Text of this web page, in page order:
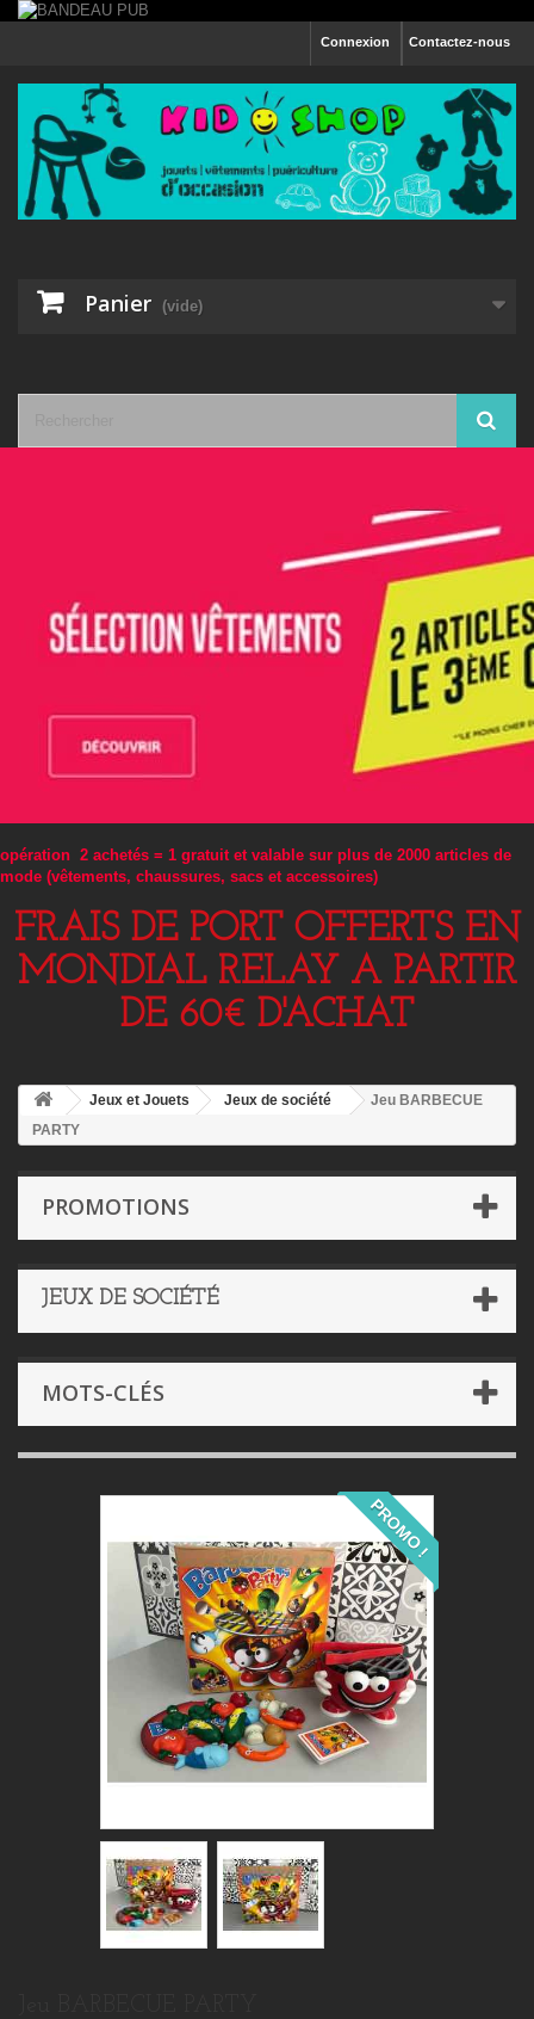
Contactez-nous
Connexion
Panier (vide)
opération 2 achetés = 1 gratuit et valable sur plus de 2000 articles de
mode (vêtements, chaussures, sacs et accessoires)
FRAIS DE PORT OFFERTS EN
MONDIAL RELAY A PARTIR
DE 60€ D'ACHAT
Jeux et Jouets Jeux de société
Jeu BARBECUE
PARTY
PROMOTIONS
JEUX DE SOCIÉTÉ
MOTS-CLÉS
PROMO !